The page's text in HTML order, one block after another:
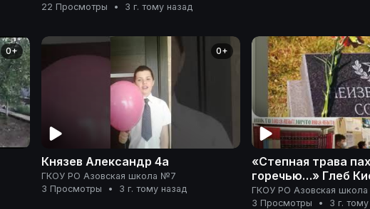
22 Просмотры
• 3 г. тому назад
0+ 0+
Князев Александр 4а
ГКОУ РО Азовская школа №7
3 Просмотры
• 3 г. тому назад
«Степная трава
горечью…» Глеб
ГКОУ РО Азовская
3 Просмотры
• 3 г.